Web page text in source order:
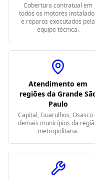
Cobertura contratual em
todos os motores
e reparos executados pela
equipe técnica.
Atendimento em
regiões da Grande
Paulo
Capital, Guarulhos, Osasco
demais municípios da
metropolitana.